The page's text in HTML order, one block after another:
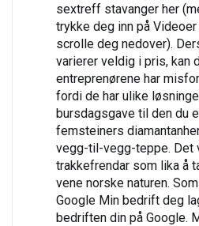
sextreff stavanger her
trykke deg inn på
scrolle deg nedover).
varierer veldig i pris,
entreprenørene har
fordi de har ulike
bursdagsgave til den du
femsteiners
vegg-til-vegg-teppe. Det
trakkefrendar som lika å
vene norske naturen.
Google Min bedrift deg
bedriften din på Google.